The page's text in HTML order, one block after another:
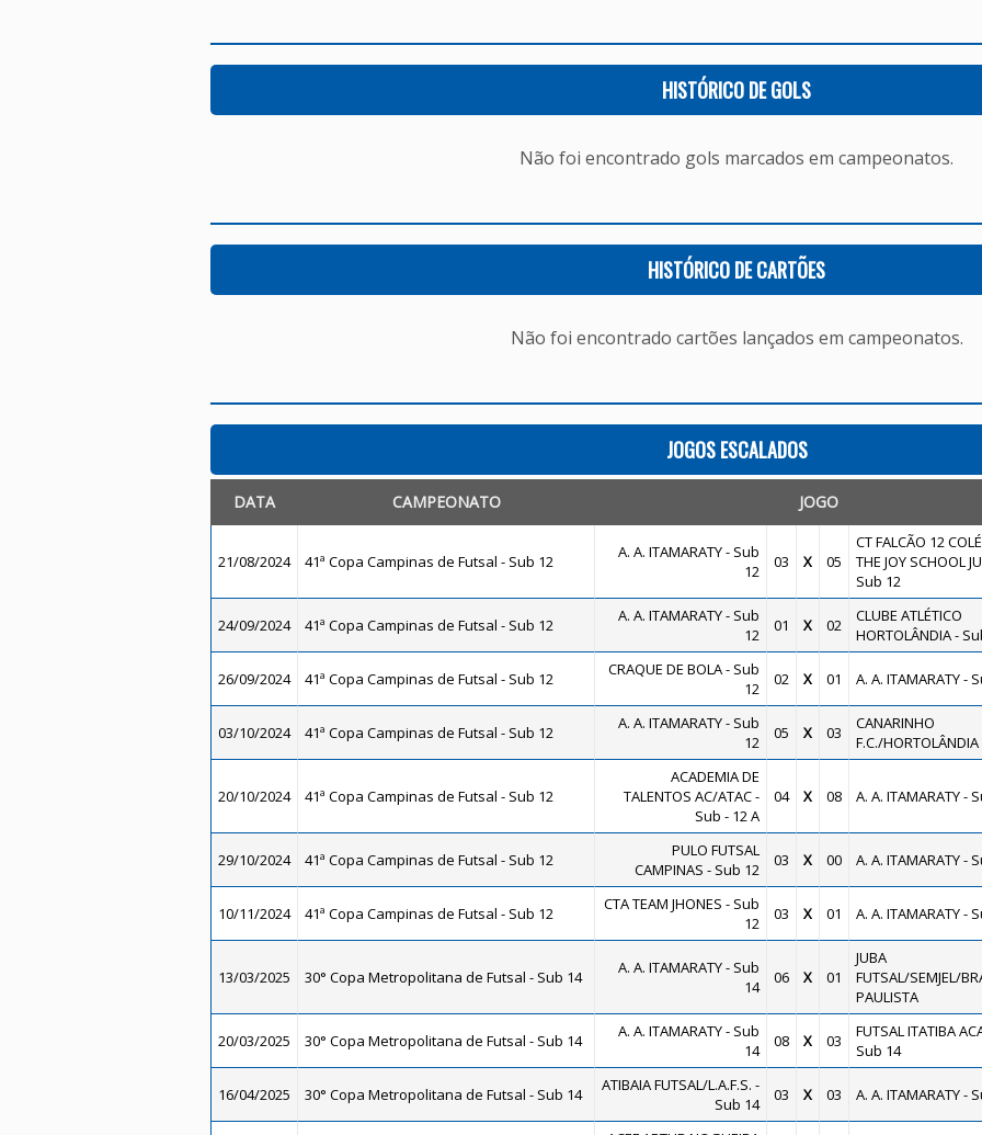
HISTÓRICO DE GOLS
Não foi encontrado gols marcados em campeonatos.
HISTÓRICO DE CARTÕES
Não foi encontrado cartões lançados em campeonatos.
JOGOS ESCALADOS
DATA CAMPEONATO JOGO
21/08/2024 41ª Copa Campinas de Futsal - Sub 12
A. A. ITAMARATY - Sub
12
03 X 05
CT FALCÃO 12
THE JOY SCHOOL
Sub 12
24/09/2024 41ª Copa Campinas de Futsal - Sub 12
A. A. ITAMARATY - Sub
12
01 X 02
CLUBE ATLÉTICO
HORTOLÂNDIA -
26/09/2024 41ª Copa Campinas de Futsal - Sub 12
CRAQUE DE BOLA - Sub
12
02 X 01 A. A. ITAMARATY -
03/10/2024 41ª Copa Campinas de Futsal - Sub 12
A. A. ITAMARATY - Sub
12
05 X 03
CANARINHO
F.C./
20/10/2024 41ª Copa Campinas de Futsal - Sub 12
ACADEMIA DE
TALENTOS AC/ATAC -
Sub - 12 A
04 X 08 A. A. ITAMARATY -
29/10/2024 41ª Copa Campinas de Futsal - Sub 12
PULO FUTSAL
CAMPINAS - Sub 12
03 X 00 A. A. ITAMARATY -
10/11/2024 41ª Copa Campinas de Futsal - Sub 12
CTA TEAM JHONES - Sub
12
03 X 01 A. A. ITAMARATY -
13/03/2025 30° Copa Metropolitana de Futsal - Sub 14
A. A. ITAMARATY - Sub
14
06 X 01
JUBA
FUTSAL/SEMJEL/
PAULISTA
20/03/2025 30° Copa Metropolitana de Futsal - Sub 14
A. A. ITAMARATY - Sub
14
08 X 03
FUTSAL ITATIBA
Sub 14
16/04/2025 30° Copa Metropolitana de Futsal - Sub 14
ATIBAIA FUTSAL/L.A.F.S. -
Sub 14
03 X 03 A. A. ITAMARATY -